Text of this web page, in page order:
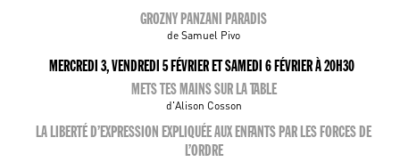
GROZNY PANZANI PARADIS
de Samuel Pivo
MERCREDI 3, VENDREDI 5 FÉVRIER ET SAMEDI 6 FÉVRIER À 20H30
METS TES MAINS SUR LA TABLE
d'Alison Cosson
LA LIBERTÉ D’EXPRESSION EXPLIQUÉE AUX ENFANTS PAR LES FORCES DE
L’ORDRE